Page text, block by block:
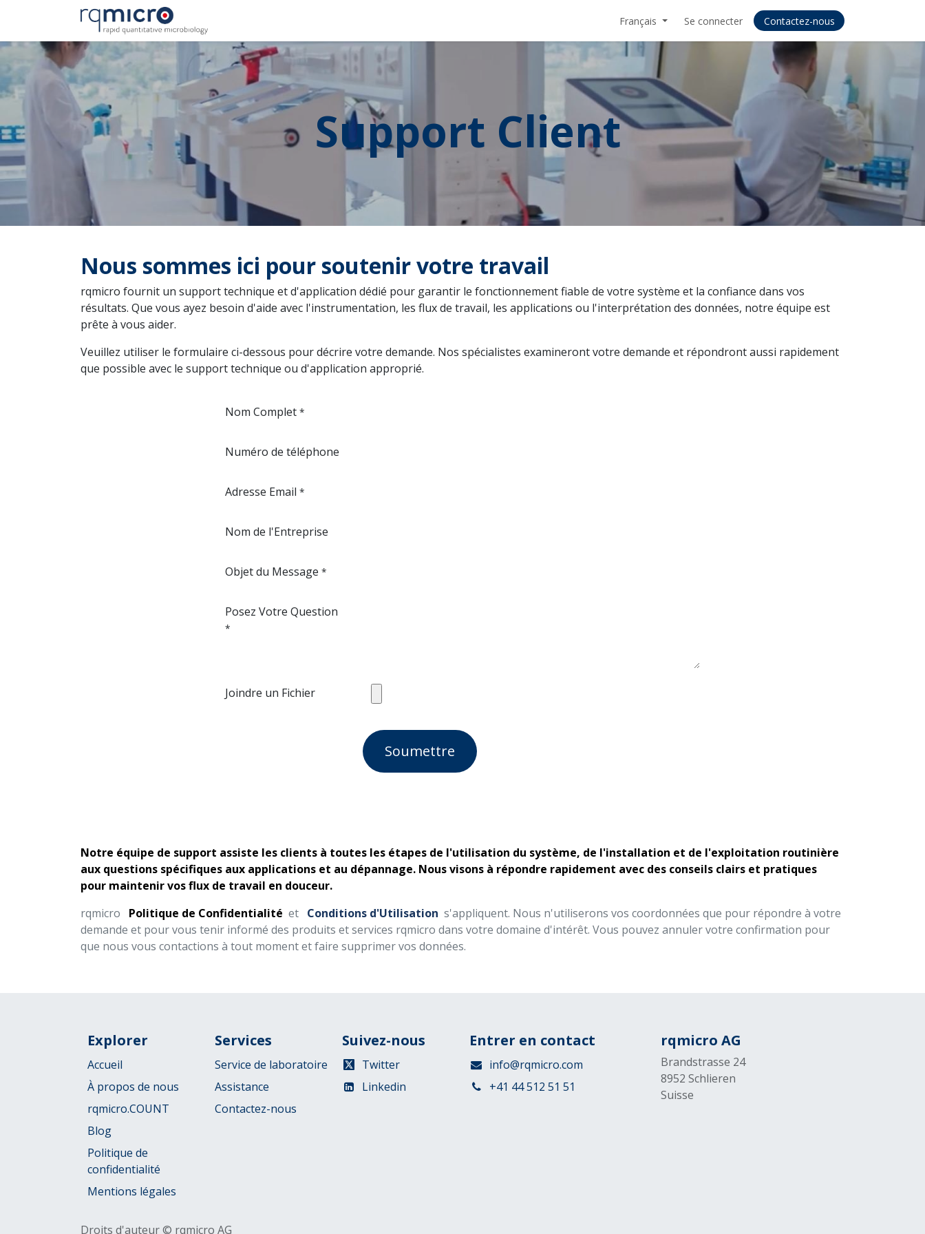
Se rendre au contenu
Français Se connecter Contactez-nous
Support Client
Nous sommes ici pour soutenir votre travail
rqmicro fournit un support technique et d'application dédié pour garantir le fonctionnement fiable de votre système et la confiance dans vos
résultats. Que vous ayez besoin d'aide avec l'instrumentation, les flux de travail, les applications ou l'interprétation des données, notre équipe est
prête à vous aider.
Veuillez utiliser le formulaire ci-dessous pour décrire votre demande. Nos spécialistes examineront votre demande et répondront aussi rapidement
que possible avec le support technique ou d'application approprié.
Nom Complet *
Numéro de téléphone
Adresse Email *
Nom de l'Entreprise
Objet du Message *
Posez Votre Question
*
Joindre un Fichier
Soumettre
Notre équipe de support assiste les clients à toutes les étapes de l'utilisation du système, de l'installation et de l'exploitation routinière
aux questions spécifiques aux applications et au dépannage. Nous visons à répondre rapidement avec des conseils clairs et pratiques
pour maintenir vos flux de travail en douceur.
rqmicro
Politique de Confidentialité et Conditions d'Utilisation s'appliquent. Nous n'utiliserons vos coordonnées que pour répondre à votre
demande et pour vous tenir informé des produits et services rqmicro dans votre domaine d'intérêt. Vous pouvez annuler votre confirmation pour
que nous vous contactions à tout moment et faire supprimer vos données.
Explorer
Accueil
À propos de nous
rqmicro.COUNT
Blog
Politique de
confidentialité
Mentions légales
Services
Service de laboratoire
Assistance
Contactez-nous
Entrer en contact
info@rqmicro.com
+41 44 512 51 51
Suivez-nous
Twitter
Linkedin
rqmicro AG
Brandstrasse 24
8952 Schlieren
Suisse
Droits d'auteur © rqmicro AG